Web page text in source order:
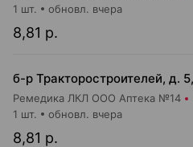
8,81 р.
1 шт. обновл. вчера
б-р Тракторостроителей, д.
Ремедика ЛКЛ ООО Аптека №14
8,81 р.
1 шт. обновл. вчера